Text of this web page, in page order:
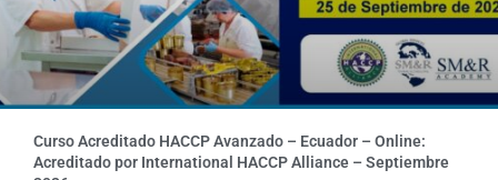
Curso Acreditado HACCP Avanzado – Ecuador – Online:
Acreditado por International HACCP Alliance – Septiembre